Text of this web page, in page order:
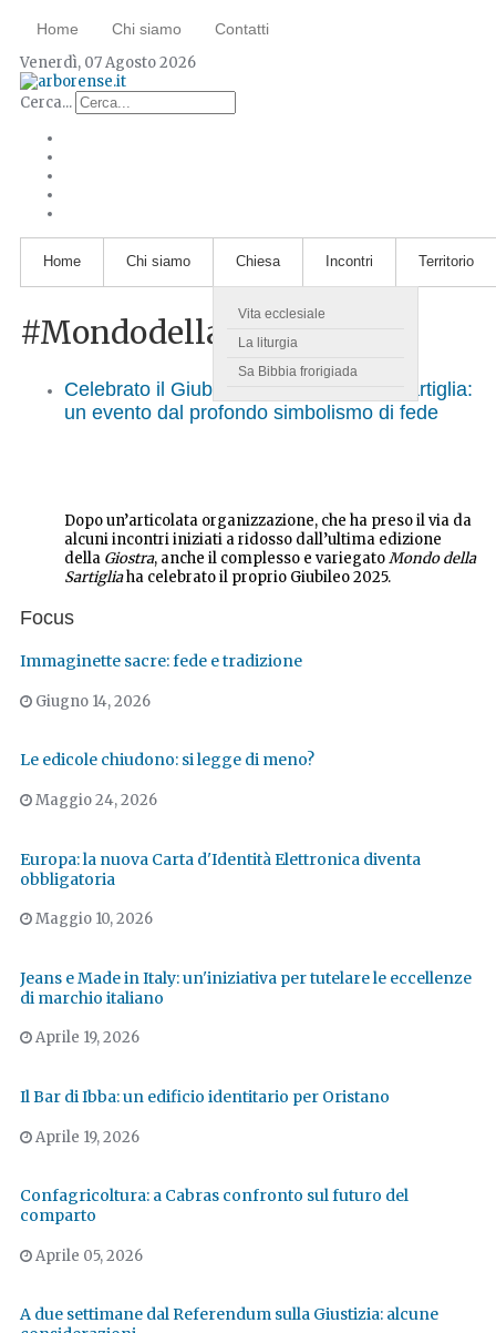
Home Chi siamo Contatti
Venerdì, 07 Agosto 2026
Cerca...
Home Chi siamo Chiesa
Vita ecclesiale
La liturgia
Sa Bibbia frorigiada
Incontri Territorio
#MondodellaSartiglia
Celebrato il Giubileo del mondo della Sartiglia:
un evento dal profondo simbolismo di fede
Dopo un’articolata organizzazione, che ha preso il via da
alcuni incontri iniziati a ridosso dall’ultima edizione
della Giostra, anche il complesso e variegatoMondo della
Sartigliaha celebrato il proprio Giubileo 2025.
Focus
Immaginette sacre: fede e tradizione
Giugno 14, 2026
Le edicole chiudono: si legge di meno?
Maggio 24, 2026
Europa: la nuova Carta d'Identità Elettronica diventa
obbligatoria
Maggio 10, 2026
Jeans e Made in Italy: un'iniziativa per tutelare le eccellenze
di marchio italiano
Aprile 19, 2026
Il Bar di Ibba: un edificio identitario per Oristano
Aprile 19, 2026
Confagricoltura: a Cabras confronto sul futuro del
comparto
Aprile 05, 2026
A due settimane dal Referendum sulla Giustizia: alcune